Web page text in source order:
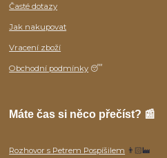
Časté dotazy
Jak nakupovat
Vracení zboží
Obchodní podmínky 😴
Máte čas si něco přečíst? 📰
Rozhovor s Petrem Pospíšilem 👨🏻‍🏭